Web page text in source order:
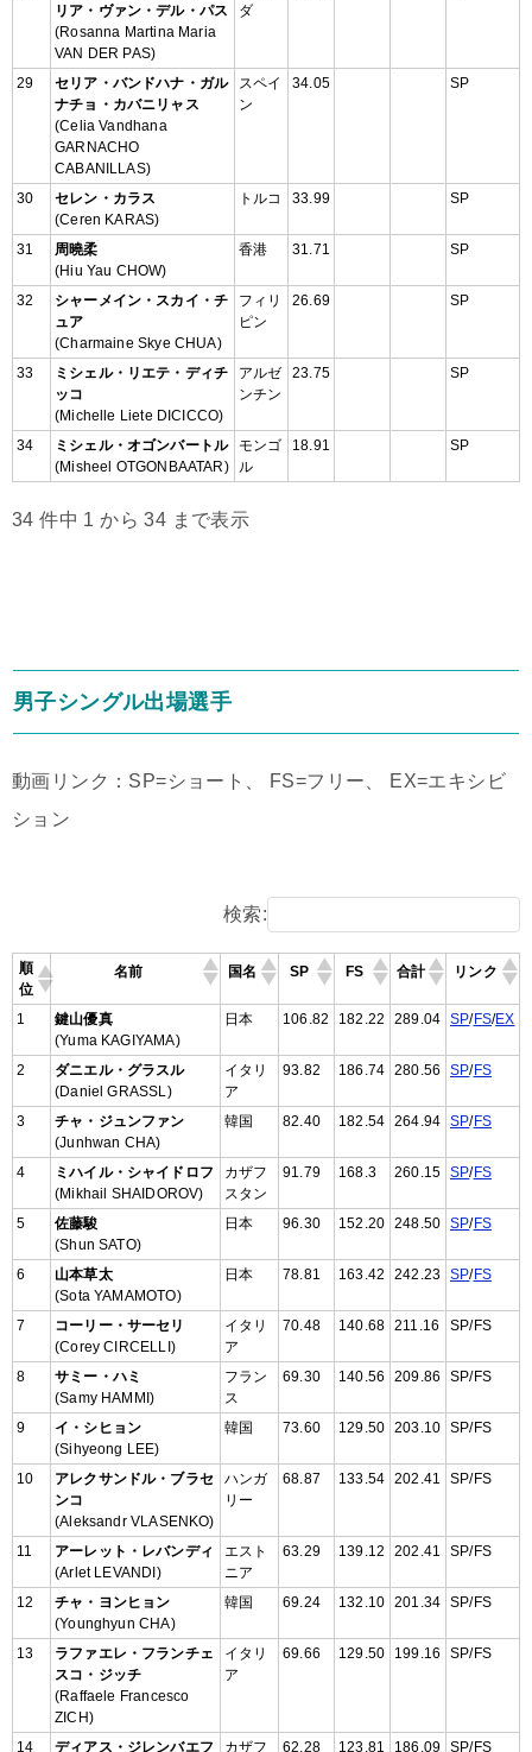
リア・ヴァン・デル・パス
(Rosanna Martina Maria
VAN DER PAS)
ダ
29
セリア・バンドハナ・ガル
ナチョ・カバニリャス
(Celia Vandhana
GARNACHO
CABANILLAS)
スペイ
ン
34.05 SP
30
セレン・カラス
(Ceren KARAS)
トルコ 33.99 SP
31
周曉柔
(Hiu Yau CHOW)
香港 31.71 SP
32
シャーメイン・スカイ・チ
ュア
(Charmaine Skye CHUA)
フィリ
ピン
26.69 SP
33
ミシェル・リエテ・ディチ
ッコ
(Michelle Liete DICICCO)
アルゼ
ンチン
23.75 SP
34
ミシェル・オゴンバートル
(Misheel OTGONBAATAR)
モンゴ
ル
18.91 SP
34 件中 1 から 34 まで表示
男子シングル出場選手
動画リンク：SP=ショート、 FS=フリー、 EX=エキシビ
ション
検索:
順
位
名前 国名 SP FS 合計 リンク
1
鍵山優真
(Yuma KAGIYAMA)
日本 106.82 182.22 289.04 SP/FS/EX
2
ダニエル・グラスル
(Daniel GRASSL)
イタリ
ア
93.82 186.74 280.56 SP/FS
3
チャ・ジュンファン
(Junhwan CHA)
韓国 82.40 182.54 264.94 SP/FS
4
ミハイル・シャイドロフ
(Mikhail SHAIDOROV)
カザフ
スタン
91.79 168.3 260.15 SP/FS
5
佐藤駿
(Shun SATO)
日本 96.30 152.20 248.50 SP/FS
6
山本草太
(Sota YAMAMOTO)
日本 78.81 163.42 242.23 SP/FS
7
コーリー・サーセリ
(Corey CIRCELLI)
イタリ
ア
70.48 140.68 211.16 SP/FS
8
サミー・ハミ
(Samy HAMMI)
フラン
ス
69.30 140.56 209.86 SP/FS
9
イ・シヒョン
(Sihyeong LEE)
韓国 73.60 129.50 203.10 SP/FS
10
アレクサンドル・ブラセ
ンコ
(Aleksandr VLASENKO)
ハンガ
リー
68.87 133.54 202.41 SP/FS
11
アーレット・レバンディ
(Arlet LEVANDI)
エスト
ニア
63.29 139.12 202.41 SP/FS
12
チャ・ヨンヒョン
(Younghyun CHA)
韓国 69.24 132.10 201.34 SP/FS
13
ラファエレ・フランチェ
スコ・ジッチ
(Raffaele Francesco
ZICH)
イタリ
ア
69.66 129.50 199.16 SP/FS
14
ディアス・ジレンバエフ
カザフ
62.28 123.81 186.09 SP/FS